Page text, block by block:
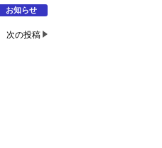
お知らせ
次の投稿